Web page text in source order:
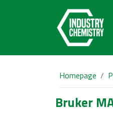
Homepage
Bruker